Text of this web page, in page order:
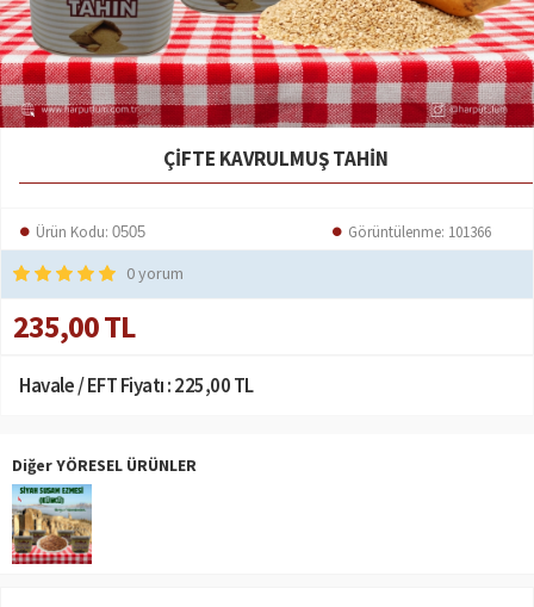
ÇIFTE KAVRULMUŞ TAHIN
Ürün Kodu: 0505 Görüntülenme: 101366
0 yorum
235,00 TL
Havale / EFT Fiyatı :225,00 TL
Diğer YÖRESEL ÜRÜNLER